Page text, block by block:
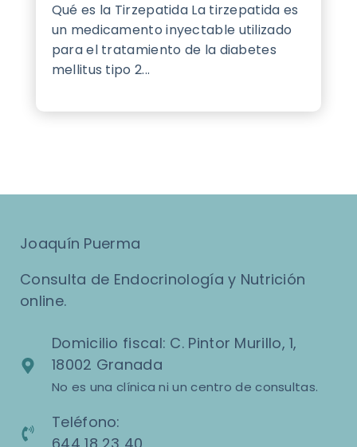
Qué es la Tirzepatida La tirzepatida es
un medicamento inyectable utilizado
para el tratamiento de la diabetes
mellitus tipo 2...
Joaquín Puerma
Consulta de Endocrinología y Nutrición
online.
Domicilio fiscal: C. Pintor Murillo, 1,
18002 Granada
No es una clínica ni un centro de consultas.
Teléfono: